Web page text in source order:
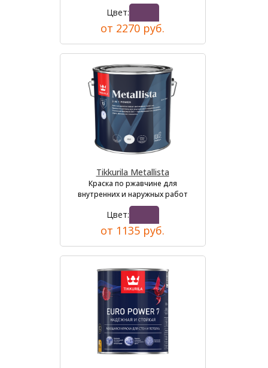
Цвет:
от 2270 руб.
Tikkurila Metallista
Краска по ржавчине для
внутренних и наружных работ
Цвет:
от 1135 руб.